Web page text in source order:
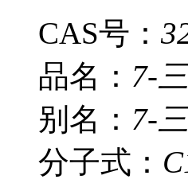
CAS号：
品名： 7-
别名： 7-
分子式：